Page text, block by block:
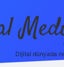
Dijital dünyada